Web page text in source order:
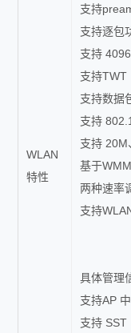
WLAN
特性
支持
支持逐包
支持
支持TWT
支持数据
支持
支持
基于
两种速率
支持
具体管理
支持AP
支持 SST